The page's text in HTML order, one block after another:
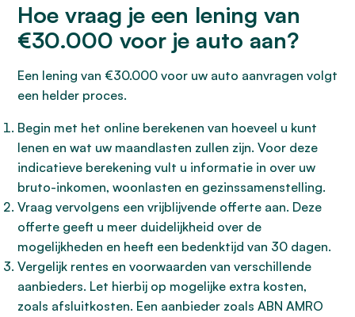
Hoe vraag je een lening van
€30.000 voor je auto aan?
Een lening van €30.000 voor uw auto aanvragen volgt
een helder proces.
Begin met het online berekenen van hoeveel u kunt
lenen en wat uw maandlasten zullen zijn. Voor deze
indicatieve berekening vult u informatie in over uw
bruto-inkomen, woonlasten en gezinssamenstelling.
Vraag vervolgens een vrijblijvende offerte aan. Deze
offerte geeft u meer duidelijkheid over de
mogelijkheden en heeft een bedenktijd van 30 dagen.
Vergelijk rentes en voorwaarden van verschillende
aanbieders. Let hierbij op mogelijke extra kosten,
zoals afsluitkosten. Een aanbieder zoals ABN AMRO